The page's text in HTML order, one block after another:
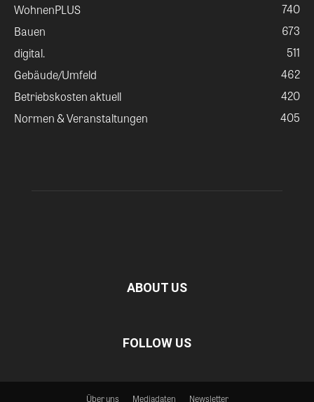
WohnenPLUS
740
Bauen
673
digital.
511
Gebäude/Umfeld
462
Betriebskosten aktuell
420
Normen & Veranstaltungen
405
ABOUT US
FOLLOW US
Über uns Mediadaten Newsletter